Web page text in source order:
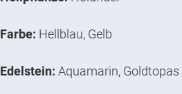
Farbe: Hellblau, Gelb
Edelstein: Aquamarin, Goldtopas